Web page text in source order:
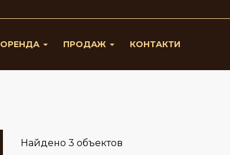
ОРЕНДА ПРОДАЖ КОНТАКТИ
Найдено 3 объектов